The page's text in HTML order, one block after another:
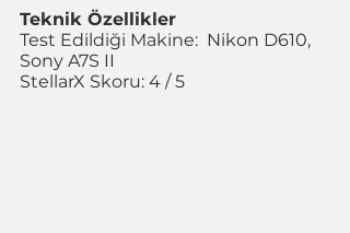
Teknik Özellikler
Test Edildiği Makine:  Nikon D610,
Sony A7S II
StellarX Skoru: 4 / 5